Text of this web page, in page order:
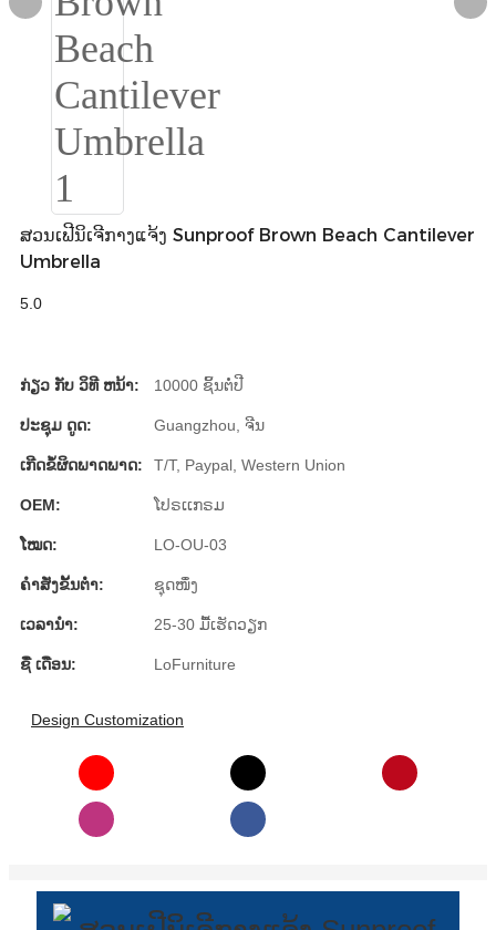
latviešu valoda‎
Latin
ສວນເຟີນິເຈີກາງແຈ້ງ Sunproof Brown Beach Cantilever
Umbrella
5.0
ກ່ຽວ ກັບ ວິທີ ຫນ້າ: 10000 ຊິ້ນຕໍ່ປີ
ປະຊຸມ ດູດ: Guangzhou, ຈີນ
ເກີດຂໍ້ຜິດພາດພາດ: T/T, Paypal, Western Union
OEM: ໂປຣເເກຣມ
ໂໝດ: LO-OU-03
ຄໍາສັ່ງຂັ້ນຕ່ໍາ: ຊຸດໜຶ່ງ
ເວລານໍາ: 25-30 ມື້ເຮັດວຽກ
ຊື່ ເດືອນ: LoFurniture
Design Customization